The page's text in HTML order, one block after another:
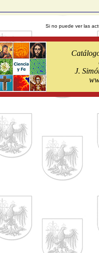
Si no puede ver las
J.